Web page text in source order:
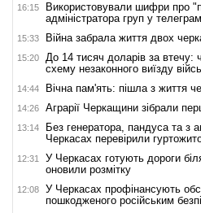
16:15
Використовували шифри про
адміністратора груп у
15:33 Війна забрала життя двох
15:20
До 14 тисяч доларів за втечу:
схему незаконного виїзду
14:44 Вічна пам'ять: пішла з життя
14:26 Аграрії Черкащини зібрали
13:14
Без генератора, пандуса та з
Черкасах перевірили
12:31
У Черкасах готують дороги
оновили розмітку
12:08
У Черкасах профінансують
пошкодженого російським